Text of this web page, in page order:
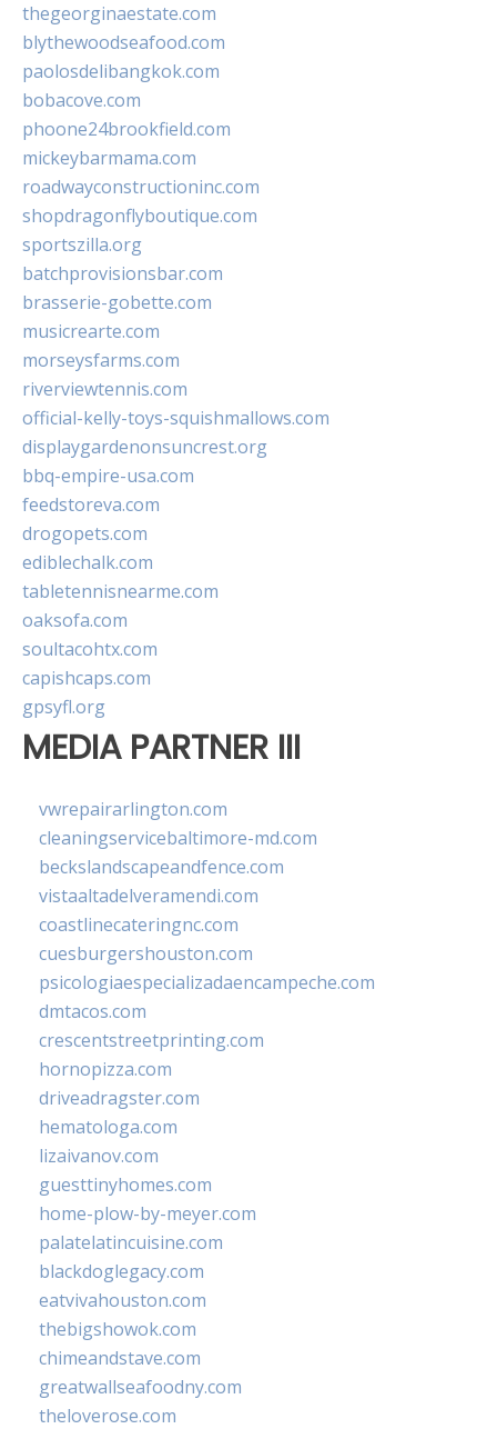
thegeorginaestate.com
blythewoodseafood.com
paolosdelibangkok.com
bobacove.com
phoone24brookfield.com
mickeybarmama.com
roadwayconstructioninc.com
shopdragonflyboutique.com
sportszilla.org
batchprovisionsbar.com
brasserie-gobette.com
musicrearte.com
morseysfarms.com
riverviewtennis.com
official-kelly-toys-squishmallows.com
displaygardenonsuncrest.org
bbq-empire-usa.com
feedstoreva.com
drogopets.com
ediblechalk.com
tabletennisnearme.com
oaksofa.com
soultacohtx.com
capishcaps.com
gpsyfl.org
MEDIA PARTNER III
vwrepairarlington.com
cleaningservicebaltimore-md.com
beckslandscapeandfence.com
vistaaltadelveramendi.com
coastlinecateringnc.com
cuesburgershouston.com
psicologiaespecializadaencampeche.com
dmtacos.com
crescentstreetprinting.com
hornopizza.com
driveadragster.com
hematologa.com
lizaivanov.com
guesttinyhomes.com
home-plow-by-meyer.com
palatelatincuisine.com
blackdoglegacy.com
eatvivahouston.com
thebigshowok.com
chimeandstave.com
greatwallseafoodny.com
theloverose.com